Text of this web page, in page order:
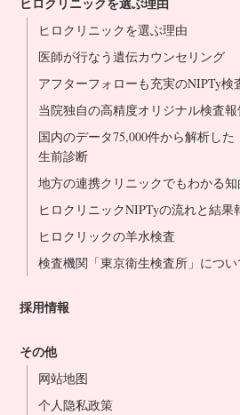
ヒロクリニックを選ぶ理由
医師が行なう遺伝カウンセリング
アフターフォローも充実のNIPTy検
当院独自の高精度オリジナル検査
国内のデータ75,000件から解析し
生前診断
地方の連携クリニックでもわかる
ヒロクリニックNIPTyの流れと結果
ヒロクリックの羊水検査
検査機関「東京衛生検査所」につい
採用情報
その他
网站地图
个人隐私政策